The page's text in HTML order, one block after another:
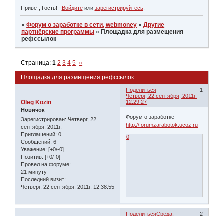
Привет, Гость! Войдитеили зарегистрируйтесь.
»Форум о заработке в сети, webmoney »Другие
партнёрские программы » Площадка для размещения
рефссылок
Площадка для размещения рефссылок
Страница:1 2 3 4 5 »
Поделиться
1
Четверг, 22 сентября, 2011г.
12:29:27
Oleg Kozin
Новичок
Зарегистрирован: Четверг, 22
сентября, 2011г.
Приглашений: 0
Сообщений: 6
Уважение: [+0/-0]
Позитив: [+0/-0]
Провел на форуме:
21 минуту
Последний визит:
Четверг, 22 сентября, 2011г. 12:38:55
Форум о заработке
http://forumzarabotok.ucoz.ru
0
Поделиться 2
Среда,